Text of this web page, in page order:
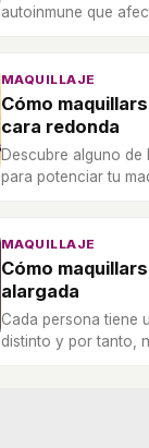
autoinmune que
disimularlos.
MAQUILLAJE
Cómo
cara redonda
Descubre alguno
para potenciar tu
MAQUILLAJE
Cómo
alargada
Cada persona tiene
distinto y por tanto,